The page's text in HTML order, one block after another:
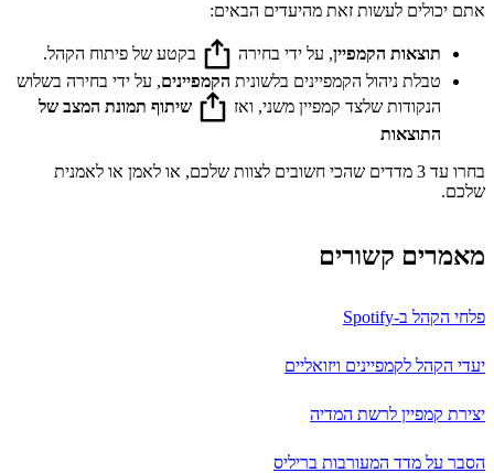
אתם יכולים לעשות זאת מהיעדים הבאים:
תוצאות הקמפיין, על ידי בחירה
בקטע של פיתוח הקהל.
טבלת ניהול הקמפיינים בלשונית הקמפיינים, על ידי בחירה בשלוש
הנקודות שלצד קמפיין משני, ואז
שיתוף תמונת המצב של
התוצאות
בחרו עד 3 מדדים שהכי חשובים לצוות שלכם, או לאמן או לאמנית
שלכם.
מאמרים קשורים
פלחי הקהל ב-Spotify
יעדי הקהל לקמפיינים ויזואליים
יצירת קמפיין לרשת המדיה
הסבר על מדד המעורבות בריליס